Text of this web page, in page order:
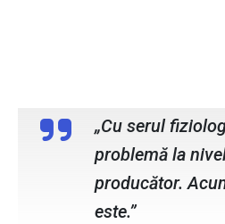
„Cu serul
problemă la
producător.
este.”